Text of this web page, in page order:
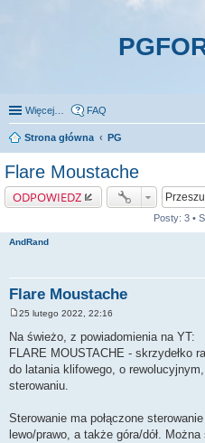
Więcej… FAQ
Strona główna
PG
Flare Moustache
ODPOWIEDZ
Posty: 3 •
AndRand
Flare Moustache
s
25 lutego 2022, 22:16
Na świeżo, z powiadomienia na YT:
FLARE MOUSTACHE - skrzydełko
do latania klifowego, o
sterowaniu.
Sterowanie ma połączone
lewo/prawo, a także góra/dół.